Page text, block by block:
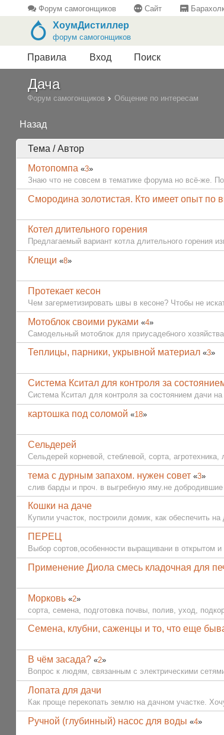
Форум самогонщиков Сайт
ХоумДистиллер
форум самогонщиков
Правила Вход Поиск
Дача
Форум самогонщиков Общение по интересам
Назад
Тема / Автор
Мотопомпа «3»
Знаю что не совсем в тематике форума но всё-же.
Смородина золотистая. Кто имеет опыт
Котел длительного горения
Предлагаемый вариант котла длительного горения
Клещи «8»
Протекает кесон
Чем загерметизировать швы в кесоне? Чтобы не
Мотоблок своими руками «4»
Самодельный мотоблок для приусадебного
Теплицы, парники, укрывной материал «3»
Система Кситал для контроля за
Система Кситал для контроля за состоянием дачи
картошка под соломой «18»
Сельдерей
Сельдерей корневой, стеблевой, сорта,
тема с дурным запахом. нужен совет «3»
слив барды и проч. в выгребную яму.не
Кошки на даче
Купили участок, построили домик, как обеспечить
ПЕРЕЦ
Выбор сортов,особенности выращивани в открытом
Применение Диола смесь кладочная для
Морковь «2»
сорта, семена, подготовка почвы, полив, уход,
Семена, клубни, саженцы и то, что еще
В чём засада? «2»
Вопрос к людям, связанным с электрическими
Лопата для дачи
Как проще перекопать землю на дачном участке.
Ручной (глубинный) насос для воды «4»